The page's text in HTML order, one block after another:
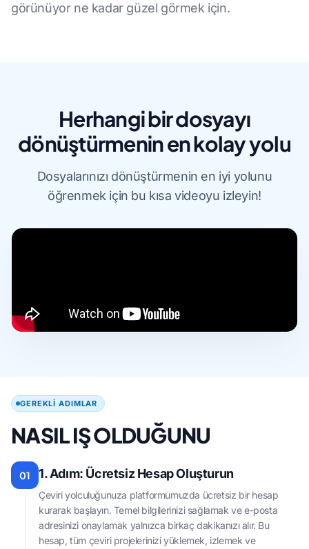
görünüyor ne kadar güzel görmek için.
Herhangi bir dosyayı
dönüştürmenin en kolay yolu
Dosyalarınızı dönüştürmenin en iyi yolunu
öğrenmek için bu kısa videoyu izleyin!
GEREKLI ADIMLAR
NASIL IŞ OLDUĞUNU
01 1. Adım: Ücretsiz Hesap Oluşturun
Çeviri yolculuğunuza platformumuzda ücretsiz bir hesap
kurarak başlayın. Temel bilgilerinizi sağlamak ve e-posta
adresinizi onaylamak yalnızca birkaç dakikanızı alır. Bu
hesap, tüm çeviri projelerinizi yüklemek, izlemek ve